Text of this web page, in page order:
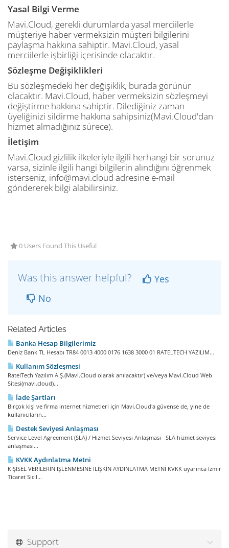
Yasal Bilgi Verme
Mavi.Cloud, gerekli durumlarda yasal merciilerle
müşteriye haber vermeksizin müşteri bilgilerini
paylaşma hakkına sahiptir. Mavi.Cloud, yasal
merciilerle işbirliği içerisinde olacaktır.
Sözleşme Değişiklikleri
Bu sözleşmedeki her değişiklik, burada görünür
olacaktır. Mavi.Cloud, haber vermeksizin sözleşmeyi
değiştirme hakkına sahiptir. Dilediğiniz zaman
üyeliğinizi sildirme hakkına sahipsiniz(Mavi.Cloud'dan
hizmet almadığınız sürece).
İletişim
Mavi.Cloud gizlilik ilkeleriyle ilgili herhangi bir sorunuz
varsa, sizinle ilgili hangi bilgilerin alındığını öğrenmek
isterseniz, info@mavi.cloud adresine e-mail
göndererek bilgi alabilirsiniz.
0 Users Found This Useful
Was this answer helpful?
Yes
No
Related Articles
Banka Hesap Bilgilerimiz
Deniz Bank TL Hesabı TR84 0013 4000 0176 1638 3000 01 RATELTECH YAZILIM...
Kullanım Sözleşmesi
RatelTech Yazılım A.Ş.(Mavi.Cloud olarak anılacaktır) ve/veya Mavi.Cloud Web
Sitesi(mavi.cloud)...
İade Şartları
Birçok kişi ve firma internet hizmetleri için Mavi.Cloud'a güvense de, yine de
kullanıcıların...
Destek Seviyesi Anlaşması
Service Level Agreement (SLA) / Hizmet Seviyesi Anlaşması SLA hizmet seviyesi
anlaşması...
KVKK Aydınlatma Metni
KİŞİSEL VERİLERİN İŞLENMESİNE İLİŞKİN AYDINLATMA METNİ KVKK uyarınca İzmir
Ticaret Sicil...
Support